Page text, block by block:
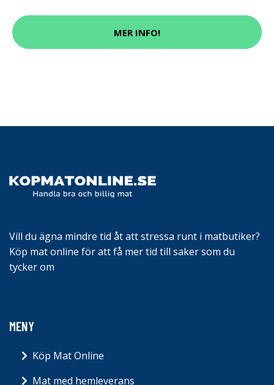
MER INFO!
Vill du ägna mindre tid åt att stressa runt i matbutiker?
Köp mat online för att få mer tid till saker som du
tycker om
MENY
Köp Mat Online
Mat med hemleverans